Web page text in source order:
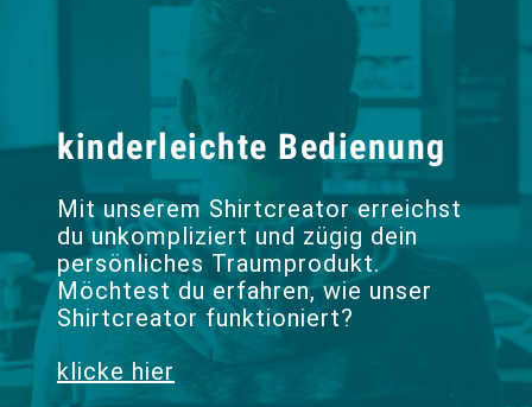
kinderleichte Bedienung
Mit unserem Shirtcreator erreichst
du unkompliziert und zügig dein
persönliches Traumprodukt.
Möchtest du erfahren, wie unser
Shirtcreator funktioniert?
klicke hier